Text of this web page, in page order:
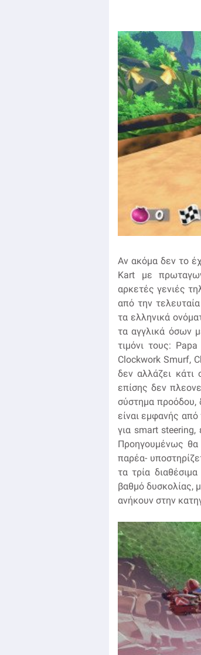
Αν ακόμα δεν το
Kart με
αρκετές γενιές
από την
τα ελληνικά
τα αγγλικά όσων
τιμόνι τους:
Clockwork Smurf,
δεν αλλάζει κάτι
επίσης δεν
σύστημα προόδου,
είναι εμφανής
για smart
Προηγουμένως θα
παρέα-
τα τρία
βαθμό δυσκολίας,
ανήκουν στην